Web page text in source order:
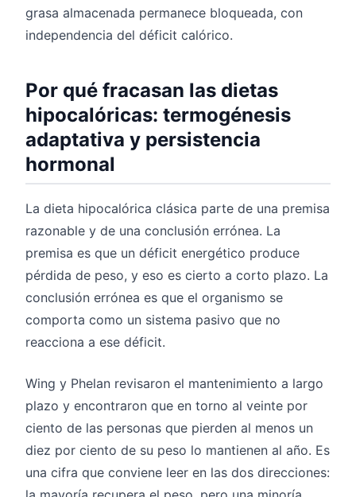
grasa almacenada permanece bloqueada, con
independencia del déficit calórico.
Por qué fracasan las dietas
hipocalóricas: termogénesis
adaptativa y persistencia
hormonal
La dieta hipocalórica clásica parte de una premisa
razonable y de una conclusión errónea. La
premisa es que un déficit energético produce
pérdida de peso, y eso es cierto a corto plazo. La
conclusión errónea es que el organismo se
comporta como un sistema pasivo que no
reacciona a ese déficit.
Wing y Phelan revisaron el mantenimiento a largo
plazo y encontraron que en torno al veinte por
ciento de las personas que pierden al menos un
diez por ciento de su peso lo mantienen al año. Es
una cifra que conviene leer en las dos direcciones: